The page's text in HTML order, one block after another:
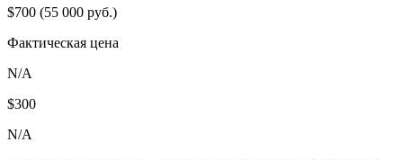
$700 (55 000 руб.)
Фактическая цена
N/A
$300
N/A